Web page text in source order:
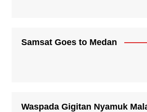
Samsat Goes to Medan
Waspada Gigitan Nyamuk